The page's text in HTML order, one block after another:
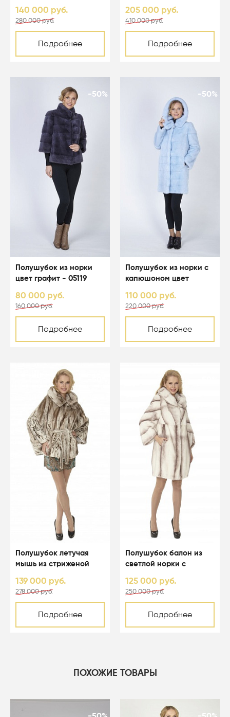
140 000 руб.
280 000 руб.
Подробнее
205 000 руб.
410 000 руб.
Подробнее
-50%
Полушубок из норки
цвет графит - 05119
80 000 руб.
160 000 руб.
Подробнее
-50%
Полушубок из норки с
капюшоном цвет
110 000 руб.
220 000 руб.
Подробнее
Полушубок летучая
мышь из стриженой
капюшоном - 01164
139 000 руб.
278 000 руб.
Подробнее
Полушубок балон из
светлой норки с
125 000 руб.
250 000 руб.
Подробнее
ПОХОЖИЕ ТОВАРЫ